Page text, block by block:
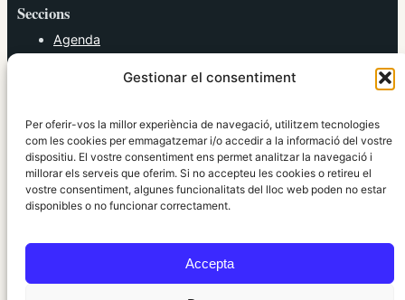
Gestionar el consentiment
Per oferir-vos la millor experiència de navegació, utilitzem tecnologies
com les cookies per emmagatzemar i/o accedir a la informació del vostre
dispositiu. El vostre consentiment ens permet analitzar la navegació i
millorar els serveis que oferim. Si no accepteu les cookies o retireu el
vostre consentiment, algunes funcionalitats del lloc web poden no estar
disponibles o no funcionar correctament.
Accepta
Seccions
Agenda
Política
Societat
Tendències
elRidaura.com